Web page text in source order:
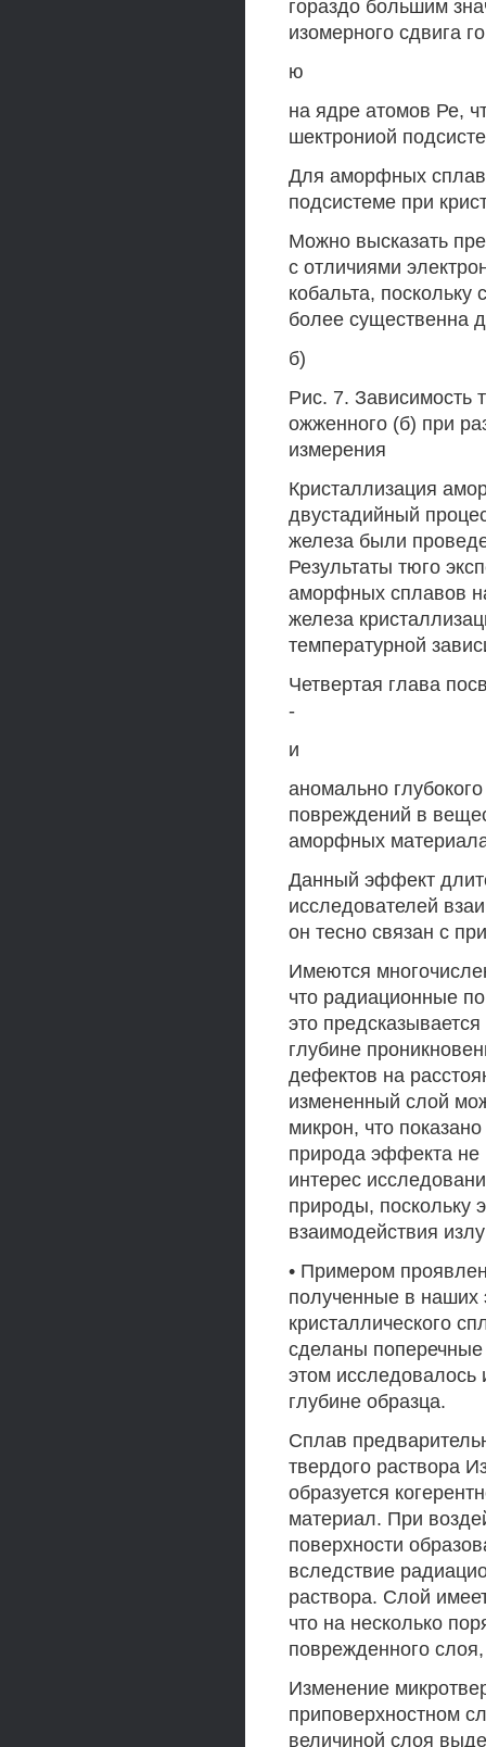
гораздо большим
изомерного сдвига
ю
на ядре атомов Ре,
шектрониой
Для аморфных
подсистеме при
Можно высказать
с отличиями
кобальта, поскольку
более существенна
б)
Рис. 7. Зависимость
ожженного (б) при
измерения
Кристаллизация
двустадийный
железа были
Результаты тюго
аморфных сплавов
железа
температурной
Четвертая глава
-
и
аномально
повреждений в
аморфных
Данный эффект
исследователей
он тесно связан с
Имеются
что радиационные
это
глубине
дефектов на
измененный слой
микрон, что
природа эффекта не
интерес
природы, поскольку
взаимодействия
• Примером
полученные в наших
кристаллического
сделаны поперечные
этом исследовалось
глубине образца.
Сплав
твердого раствора
образуется
материал. При
поверхности
вследствие
раствора. Слой
что на несколько
поврежденного
Изменение
приповерхностном
величиной слоя